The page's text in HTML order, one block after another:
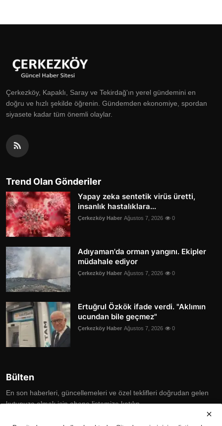
Çerkezköy, Kapaklı, Saray ve Tekirdağ'ın yerel gündemini en
doğru ve hızlı şekilde öğrenin. Gündemden ekonomiye, spordan
siyasete kadar tüm önemli olaylar.
Trend Olan Gönderiler
Yapay zeka sentetik virüs üretti,
insanlık hastalıklara...
Çerkezköy Haber Ağustos 7, 2026 0
Adıyaman'da orman yangını. Ekipler
müdahale ediyor
Çerkezköy Haber Ağustos 7, 2026 0
Ertuğrul Özkök ifade verdi. "Aklımın
ucundan bile geçmez"
Çerkezköy Haber Ağustos 7, 2026 0
Bülten
En son haberleri, güncellemeleri ve özel teklifleri doğrudan gelen
kutunuza almak için abone listemize katılın